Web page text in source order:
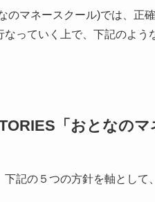
のマネースクール)では、正
なっていく上で、下記のよう
「おとなの
下記の５つの方針を軸として